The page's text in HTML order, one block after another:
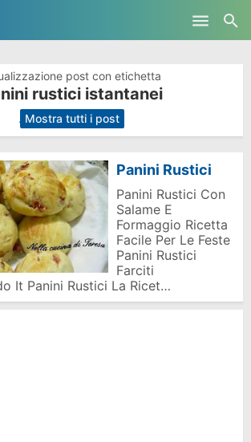
post con etichetta
rustici istantanei
. Mostra tutti i post
Panini Rustici
Panini Rustici Con
Salame E
Formaggio Ricetta
Facile Per Le Feste
Panini Rustici
Farciti
It Panini Rustici La Ricet…